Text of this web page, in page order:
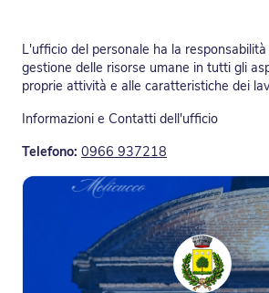
L'ufficio del personale ha la
gestione delle risorse umane in tutti gli
proprie attività e alle caratteristiche dei
Informazioni e Contatti dell'ufficio
Telefono: 0966 937218